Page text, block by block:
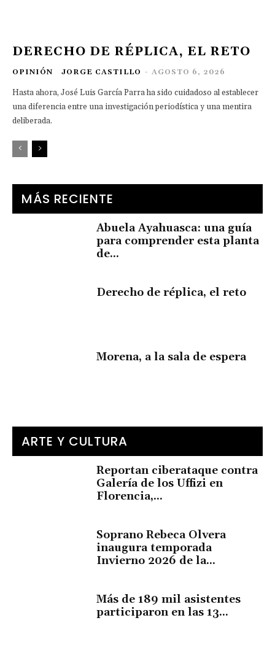
DERECHO DE RÉPLICA, EL RETO
OPINIÓN JORGE CASTILLO - AGOSTO 6, 2026
Hasta ahora, José Luis García Parra ha sido cuidadoso al establecer
una diferencia entre una investigación periodística y una mentira
deliberada.
MÁS RECIENTE
Abuela Ayahuasca: una guía
para comprender esta planta
de...
Derecho de réplica, el reto
Morena, a la sala de espera
ARTE Y CULTURA
Reportan ciberataque contra
Galería de los Uffizi en
Florencia,...
Soprano Rebeca Olvera
inaugura temporada
Invierno 2026 de la...
Más de 189 mil asistentes
participaron en las 13...